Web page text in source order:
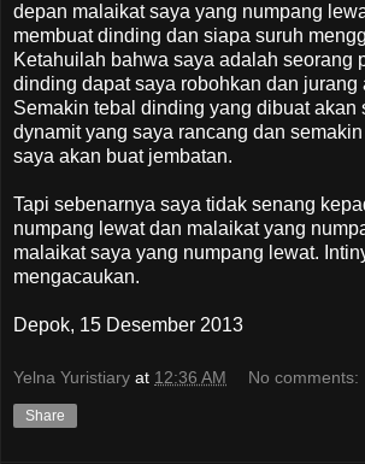
depan malaikat saya yang numpang
membuat dinding dan siapa suruh
Ketahuilah bahwa saya adalah seorang
dinding dapat saya robohkan dan jurang
Semakin tebal dinding yang dibuat akan
dynamit yang saya rancang dan
saya akan buat jembatan.
Tapi sebenarnya saya tidak senang
numpang lewat dan malaikat yang
malaikat saya yang numpang lewat.
mengacaukan.
Depok, 15 Desember 2013
Yelna Yuristiary at 12:36 AM No comments:
Share